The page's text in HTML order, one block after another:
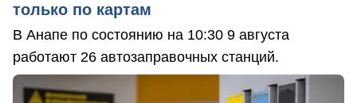
только по картам
В Анапе по состоянию на 10:30 9 августа
работают 26 автозаправочных станций.